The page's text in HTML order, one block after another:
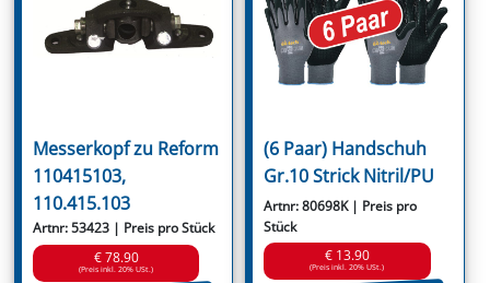
Messerkopf zu Reform
110415103,
110.415.103
Artnr: 53423 | Preis pro Stück
€ 78.90
(Preis inkl. 20% USt.)
(6 Paar) Handschuh
Gr.10 Strick Nitril/PU
Artnr: 80698K | Preis pro
Stück
€ 13.90
(Preis inkl. 20% USt.)